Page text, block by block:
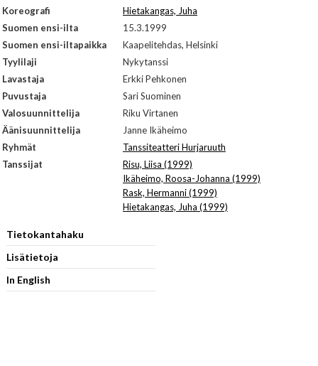
Koreografi
Hietakangas, Juha
Suomen ensi-ilta
15.3.1999
Suomen ensi-iltapaikka
Kaapelitehdas, Helsinki
Tyylilaji
Nykytanssi
Lavastaja
Erkki Pehkonen
Puvustaja
Sari Suominen
Valosuunnittelija
Riku Virtanen
Äänisuunnittelija
Janne Ikäheimo
Ryhmät
Tanssiteatteri Hurjaruuth
Tanssijat
Risu, Liisa (1999)
Ikäheimo, Roosa-Johanna (1999)
Rask, Hermanni (1999)
Hietakangas, Juha (1999)
Tietokantahaku
Lisätietoja
In English